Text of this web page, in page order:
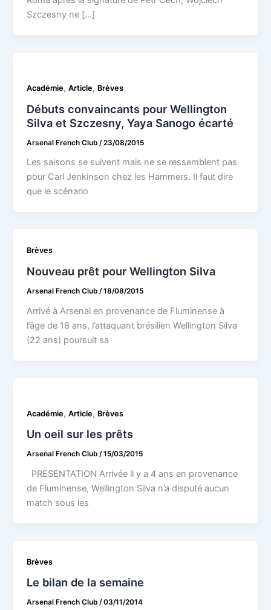
Szczesny ne […]
Académie,Article, Brèves
Débuts convaincants pour Wellington
Silva et Szczesny, Yaya Sanogo écarté
Arsenal French Club /23/08/2015
Les saisons se suivent mais ne se ressemblent pas
pour Carl Jenkinson chez les Hammers. Il faut dire
que le scénario
Brèves
Nouveau prêt pour Wellington Silva
Arsenal French Club /18/08/2015
Arrivé à Arsenal en provenance de Fluminense à
l’âge de 18 ans, l’attaquant brésilien Wellington Silva
(22 ans) poursuit sa
Académie,Article, Brèves
Un oeil sur les prêts
Arsenal French Club/15/03/2015
PRESENTATION Arrivée il y a 4 ans en provenance
de Fluminense, Wellington Silva n’a disputé aucun
match sous les
Brèves
Le bilan de la semaine
Arsenal French Club/03/11/2014